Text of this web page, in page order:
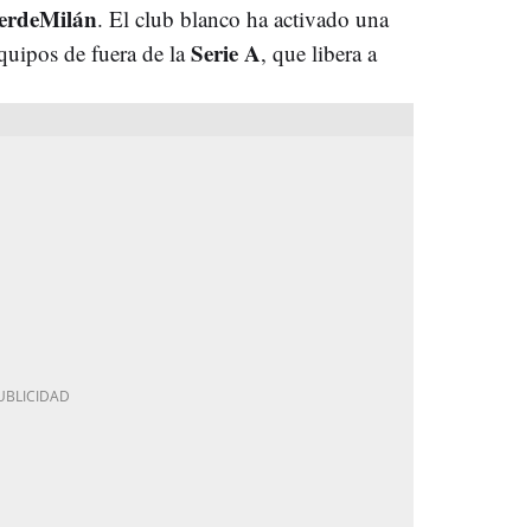
. El club blanco ha activado una
de fuera de laSerie A, que libera a